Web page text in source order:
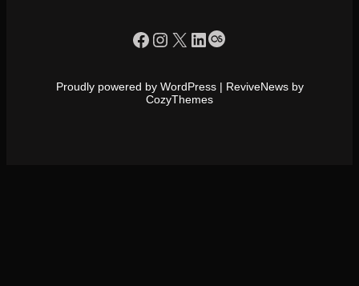
https://www.facebook.com/profile.php?id=100090086432719
Instagram
X LinkedIn
Last.fm
Proudly powered by WordPress | ReviveNews by
CozyThemes